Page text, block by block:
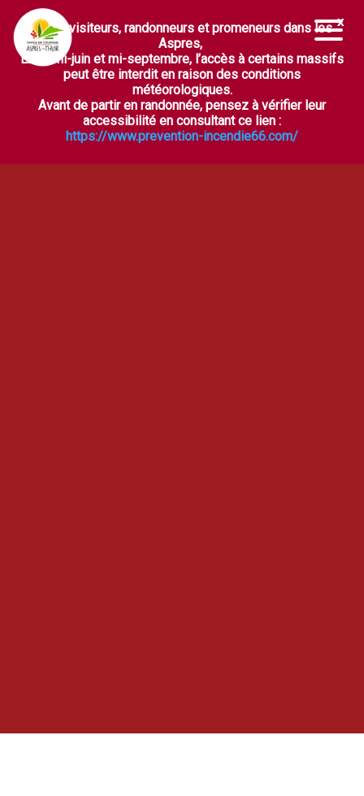
Ouvrir la barre d’outils
Chers visiteurs, randonneurs et promeneurs dans les
Aspres,
Entre mi-juin et mi-septembre, l’accès à certains massifs
peut être interdit en raison des conditions
météorologiques.
Avant de partir en randonnée, pensez à vérifier leur
accessibilité en consultant ce lien :
https://www.prevention-incendie66.com/